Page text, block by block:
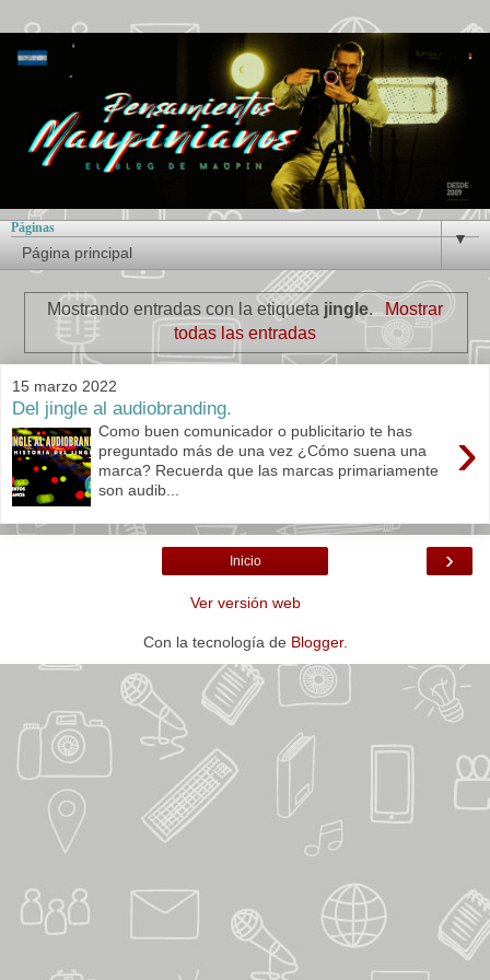
Páginas
▼
Mostrando entradas con la etiqueta jingle.
Mostrar
todas las entradas
15 marzo 2022
Del jingle al audiobranding.
›
Como buen comunicador o publicitario te has
preguntado más de una vez ¿Cómo suena una
marca? Recuerda que las marcas primariamente
son audib...
›
Inicio
Ver versión web
Con la tecnología de Blogger.